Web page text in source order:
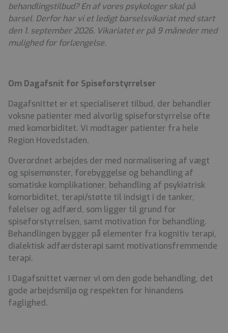
behandlingstilbud? En af vores psykologer skal på
barsel. Derfor har vi et ledigt barselsvikariat med start
den 1. september 2026. Vikariatet er på 9 måneder med
mulighed for forlængelse.
Om Dagafsnit for Spiseforstyrrelser
Dagafsnittet er et specialiseret tilbud, der behandler
voksne patienter med alvorlig spiseforstyrrelse ofte
med komorbiditet. Vi modtager patienter fra hele
Region Hovedstaden.
Overordnet arbejdes der med normalisering af vægt
og spisemønster, forebyggelse og behandling af
somatiske komplikationer, behandling af psykiatrisk
komorbiditet, terapi/støtte til indsigt i de tanker,
følelser og adfærd, som ligger til grund for
spiseforstyrrelsen, samt motivation for behandling.
Behandlingen bygger på elementer fra kognitiv terapi,
dialektisk adfærdsterapi samt motivationsfremmende
terapi.
I Dagafsnittet værner vi om den gode behandling, det
gode arbejdsmiljø og respekten for hinandens
faglighed.